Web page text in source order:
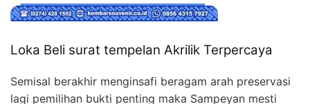
Loka Beli surat tempelan Akrilik Terpercaya
Semisal berakhir menginsafi beragam arah preservasi
lagi pemilihan bukti penting maka Sampeyan mesti